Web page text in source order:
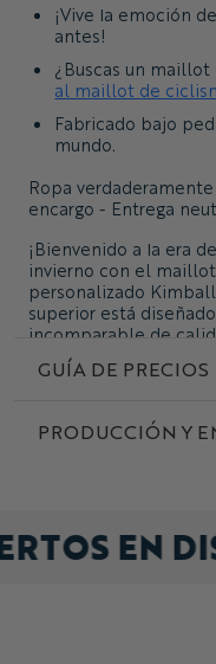
¡Vive la emoción
antes!
¿Buscas un
al maillot de
Fabricado bajo
mundo.
Ropa
encargo - Entrega
¡Bienvenido a la era
invierno con el
personalizado
superior está
incomparable de
aventuras al aire
lycra de 9 oz/300 g/
se decolora con el
perfecto para todo
selecciona el estilo
diseño y el
GUÍA DE PRECIOS
PRODUCCIÓN Y
EN